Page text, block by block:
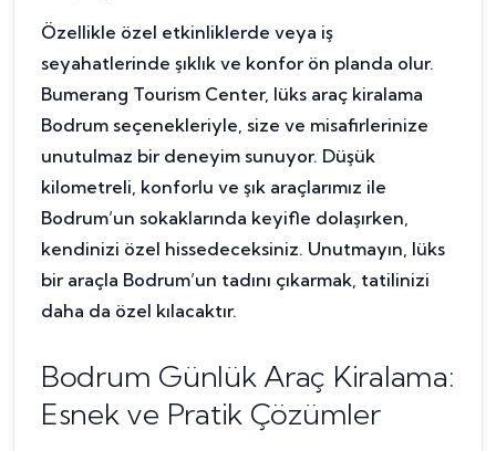
Özellikle özel etkinliklerde veya iş
seyahatlerinde şıklık ve konfor ön planda olur.
Bumerang Tourism Center, lüks araç kiralama
Bodrum seçenekleriyle, size ve misafirlerinize
unutulmaz bir deneyim sunuyor. Düşük
kilometreli, konforlu ve şık araçlarımız ile
Bodrum’un sokaklarında keyifle dolaşırken,
kendinizi özel hissedeceksiniz. Unutmayın, lüks
bir araçla Bodrum’un tadını çıkarmak, tatilinizi
daha da özel kılacaktır.
Bodrum Günlük Araç Kiralama:
Esnek ve Pratik Çözümler